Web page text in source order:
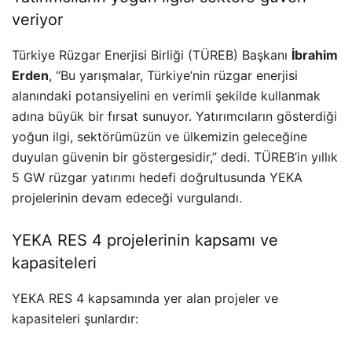
veriyor
Türkiye Rüzgar Enerjisi Birliği (TÜREB) Başkanı İbrahim
Erden, “Bu yarışmalar, Türkiye’nin rüzgar enerjisi
alanındaki potansiyelini en verimli şekilde kullanmak
adına büyük bir fırsat sunuyor. Yatırımcıların gösterdiği
yoğun ilgi, sektörümüzün ve ülkemizin geleceğine
duyulan güvenin bir göstergesidir,” dedi. TÜREB’in yıllık
5 GW rüzgar yatırımı hedefi doğrultusunda YEKA
projelerinin devam edeceği vurgulandı.
YEKA RES 4 projelerinin kapsamı ve
kapasiteleri
YEKA RES 4 kapsamında yer alan projeler ve
kapasiteleri şunlardır: